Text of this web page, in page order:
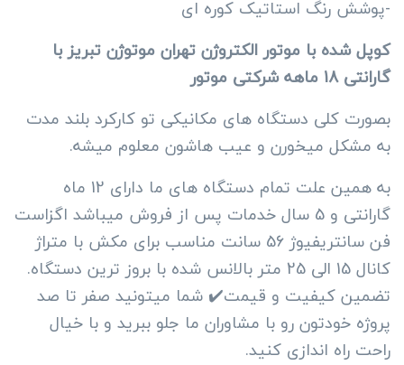
-پوشش رنگ استاتیک کوره ای
کوپل شده با موتور الکتروژن تهران موتوژن تبریز با
گارانتی 18 ماهه شرکتی موتور
بصورت کلی دستگاه های مکانیکی تو کارکرد بلند مدت
به مشکل میخورن و عیب هاشون معلوم میشه.
به همین علت تمام دستگاه های ما دارای 12 ماه
گارانتی و 5 سال خدمات پس از فروش میباشد اگزاست
فن سانتریفیوژ 56 سانت مناسب برای مکش با متراژ
کانال 15 الی 25 متر بالانس شده با بروز ترین دستگاه.
تضمین کیفیت و قیمت✔️ شما میتونید صفر تا صد
پروژه خودتون رو با مشاوران ما جلو ببرید و با خیال
راحت راه اندازی کنید.